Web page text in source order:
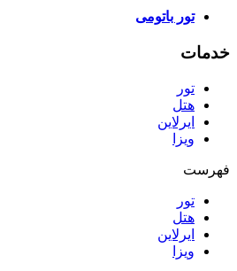
تور باتومی
خدمات
تور
هتل
ایرلاین
ویزا
فهرست
تور
هتل
ایرلاین
ویزا